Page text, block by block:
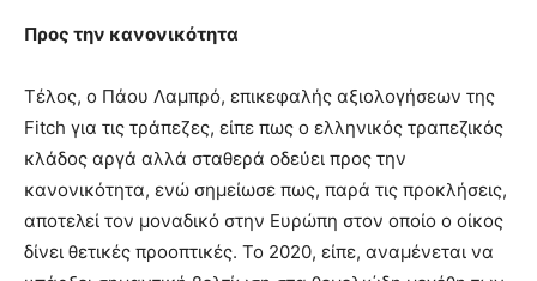
Προς την κανονικότητα
Τέλος, ο Πάου Λαμπρό, επικεφαλής αξιολογήσεων της
Fitch για τις τράπεζες, είπε πως ο ελληνικός τραπεζικός
κλάδος αργά αλλά σταθερά οδεύει προς την
κανονικότητα, ενώ σημείωσε πως, παρά τις προκλήσεις,
αποτελεί τον μοναδικό στην Ευρώπη στον οποίο ο οίκος
δίνει θετικές προοπτικές. Το 2020, είπε, αναμένεται να